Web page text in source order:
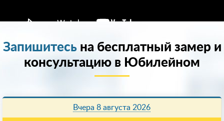
Запишитесьна бесплатный замер и
консультацию в Юбилейном
Вчера 8 августа 2026